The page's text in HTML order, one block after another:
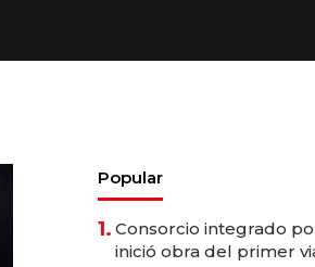
Popular
1. Consorcio integrado
inició obra del primer